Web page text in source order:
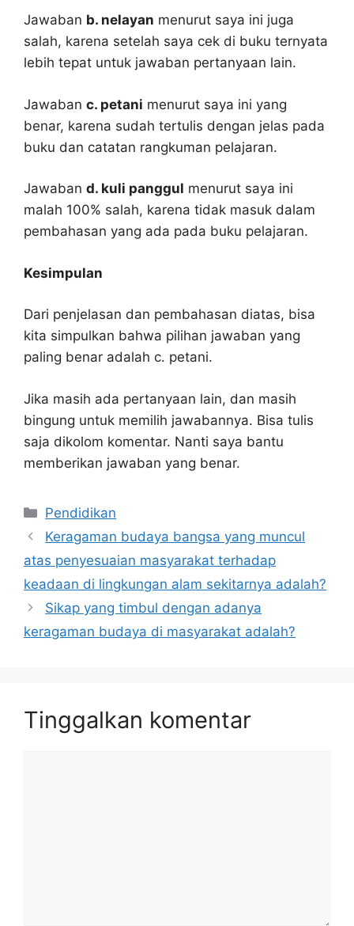
Jawaban b. nelayan menurut saya ini juga
salah, karena setelah saya cek di buku ternyata
lebih tepat untuk jawaban pertanyaan lain.
Jawaban c. petani menurut saya ini yang
benar, karena sudah tertulis dengan jelas pada
buku dan catatan rangkuman pelajaran.
Jawaban d. kuli panggul menurut saya ini
malah 100% salah, karena tidak masuk dalam
pembahasan yang ada pada buku pelajaran.
Kesimpulan
Dari penjelasan dan pembahasan diatas, bisa
kita simpulkan bahwa pilihan jawaban yang
paling benar adalah c. petani.
Jika masih ada pertanyaan lain, dan masih
bingung untuk memilih jawabannya. Bisa tulis
saja dikolom komentar. Nanti saya bantu
memberikan jawaban yang benar.
Kategori
Pendidikan
Keragaman budaya bangsa yang muncul
atas penyesuaian masyarakat terhadap
keadaan di lingkungan alam sekitarnya adalah?
Sikap yang timbul dengan adanya
keragaman budaya di masyarakat adalah?
Tinggalkan komentar